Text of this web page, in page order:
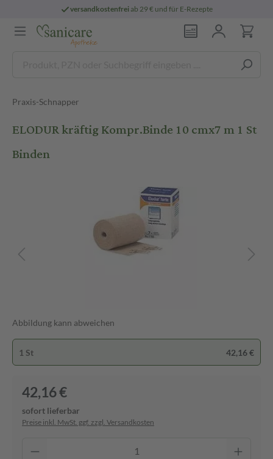
versandkostenfreiab 29 € und für E-Rezepte
Praxis-Schnapper
ELODUR kräftig Kompr.Binde 10 cmx7 m 1 St
Binden
Abbildung kann abweichen
1 St 42,16 €
42,16 €
sofort lieferbar
Preise inkl. MwSt. ggf. zzgl. Versandkosten